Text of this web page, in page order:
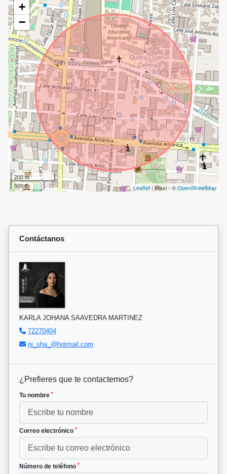
+
−
200 m
500 ft
Leaflet| Wasi - ©OpenStreetMap
Contáctanos
KARLA JOHANA SAAVEDRA MARTINEZ
72270404
ni_sha_@hotmail.com
¿Prefieres que te contactemos?
Tu nombre *
Correo electrónico *
Número de teléfono *